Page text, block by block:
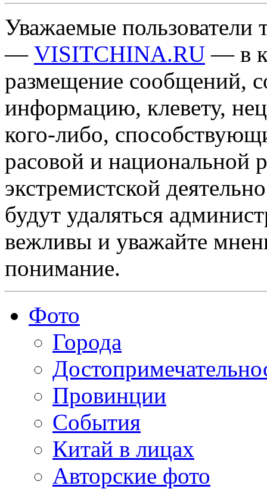
Уважаемые пользователи
— VISITCHINA.RU — в
размещение сообщений,
информацию, клевету,
кого-либо,
расовой и национальной
экстремистской
будут удаляться
вежливы и уважайте
понимание.
Фото
Города
Провинции
События
Китай в лицах
Авторские фото